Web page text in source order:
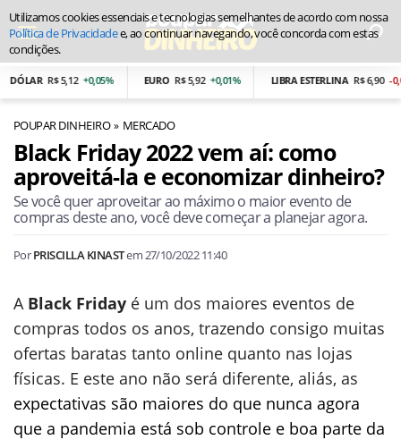
R$ 5,12 +0,05% EURO R$ 5,92 +0,01% LIBRA ESTERLINA R$ 6,90 -0,01%
POUPAR DINHEIRO MERCADO
Black Friday 2022 vem aí: como
aproveitá-la e economizar dinheiro?
Se você quer aproveitar ao máximo o maior evento de
compras deste ano, você deve começar a planejar agora.
PorPRISCILLA KINASTem27/10/2022 11:40
A Black Friday é um dos maiores eventos de
compras todos os anos, trazendo consigo muitas
ofertas baratas tanto online quanto nas lojas
físicas. E este ano não será diferente, aliás, as
expectativas são maiores do que nunca agora
que a pandemia está sob controle e boa parte da
Utilizamos cookies essenciais e tecnologias semelhantes de acordo com nossa
Política de Privacidadee, ao continuar navegando, você concorda com estas
condições.